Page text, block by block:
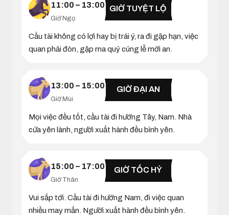
11:00 – 13:00
Giờ Ngọ
GIỜ TUYỆT LỘ
Cầu tài không có lợi hay bị trái ý, ra đi gặp hạn, việc
quan phải đòn, gặp ma quỷ cúng lễ mới an.
13:00 – 15:00
Giờ Mùi
GIỜ ĐẠI AN
Mọi việc đều tốt, cầu tài đi hướng Tây, Nam. Nhà
cửa yên lành, người xuất hành đều bình yên.
15:00 – 17:00
Giờ Thân
GIỜ TỐC HỶ
Vui sắp tới. Cầu tài đi hướng Nam, đi việc quan
nhiều may mắn. Người xuất hành đều bình yên.